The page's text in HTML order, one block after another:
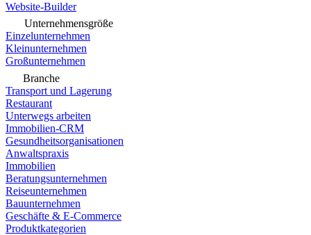
Website-Builder
Unternehmensgröße
Einzelunternehmen
Kleinunternehmen
Großunternehmen
Branche
Transport und Lagerung
Restaurant
Unterwegs arbeiten
Immobilien-CRM
Gesundheitsorganisationen
Anwaltspraxis
Immobilien
Beratungsunternehmen
Reiseunternehmen
Bauunternehmen
Geschäfte & E-Commerce
Produktkategorien